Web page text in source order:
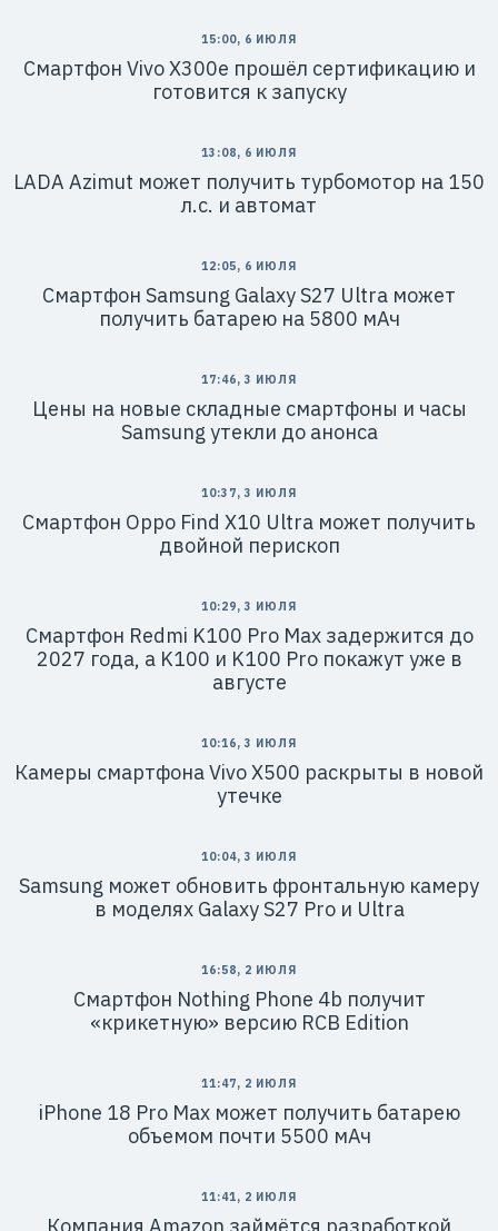
15:00, 6 ИЮЛЯ
Смартфон Vivo X300e прошёл сертификацию и
готовится к запуску
13:08, 6 ИЮЛЯ
LADA Azimut может получить турбомотор на 150
л.с. и автомат
12:05, 6 ИЮЛЯ
Смартфон Samsung Galaxy S27 Ultra может
получить батарею на 5800 мАч
17:46, 3 ИЮЛЯ
Цены на новые складные смартфоны и часы
Samsung утекли до анонса
10:37, 3 ИЮЛЯ
Смартфон Oppo Find X10 Ultra может получить
двойной перископ
10:29, 3 ИЮЛЯ
Смартфон Redmi K100 Pro Max задержится до
2027 года, а K100 и K100 Pro покажут уже в
августе
10:16, 3 ИЮЛЯ
Камеры смартфона Vivo X500 раскрыты в новой
утечке
10:04, 3 ИЮЛЯ
Samsung может обновить фронтальную камеру
в моделях Galaxy S27 Pro и Ultra
16:58, 2 ИЮЛЯ
Смартфон Nothing Phone 4b получит
«крикетную» версию RCB Edition
11:47, 2 ИЮЛЯ
iPhone 18 Pro Max может получить батарею
объемом почти 5500 мАч
11:41, 2 ИЮЛЯ
Компания Amazon займётся разработкой